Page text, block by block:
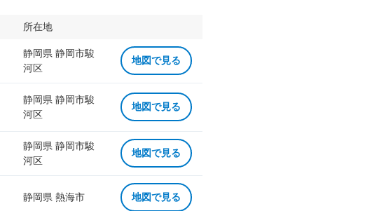
所在地
静岡県 静岡市駿
河区
地図で見る
静岡県 静岡市駿
河区
地図で見る
静岡県 静岡市駿
河区
地図で見る
静岡県 熱海市 地図で見る